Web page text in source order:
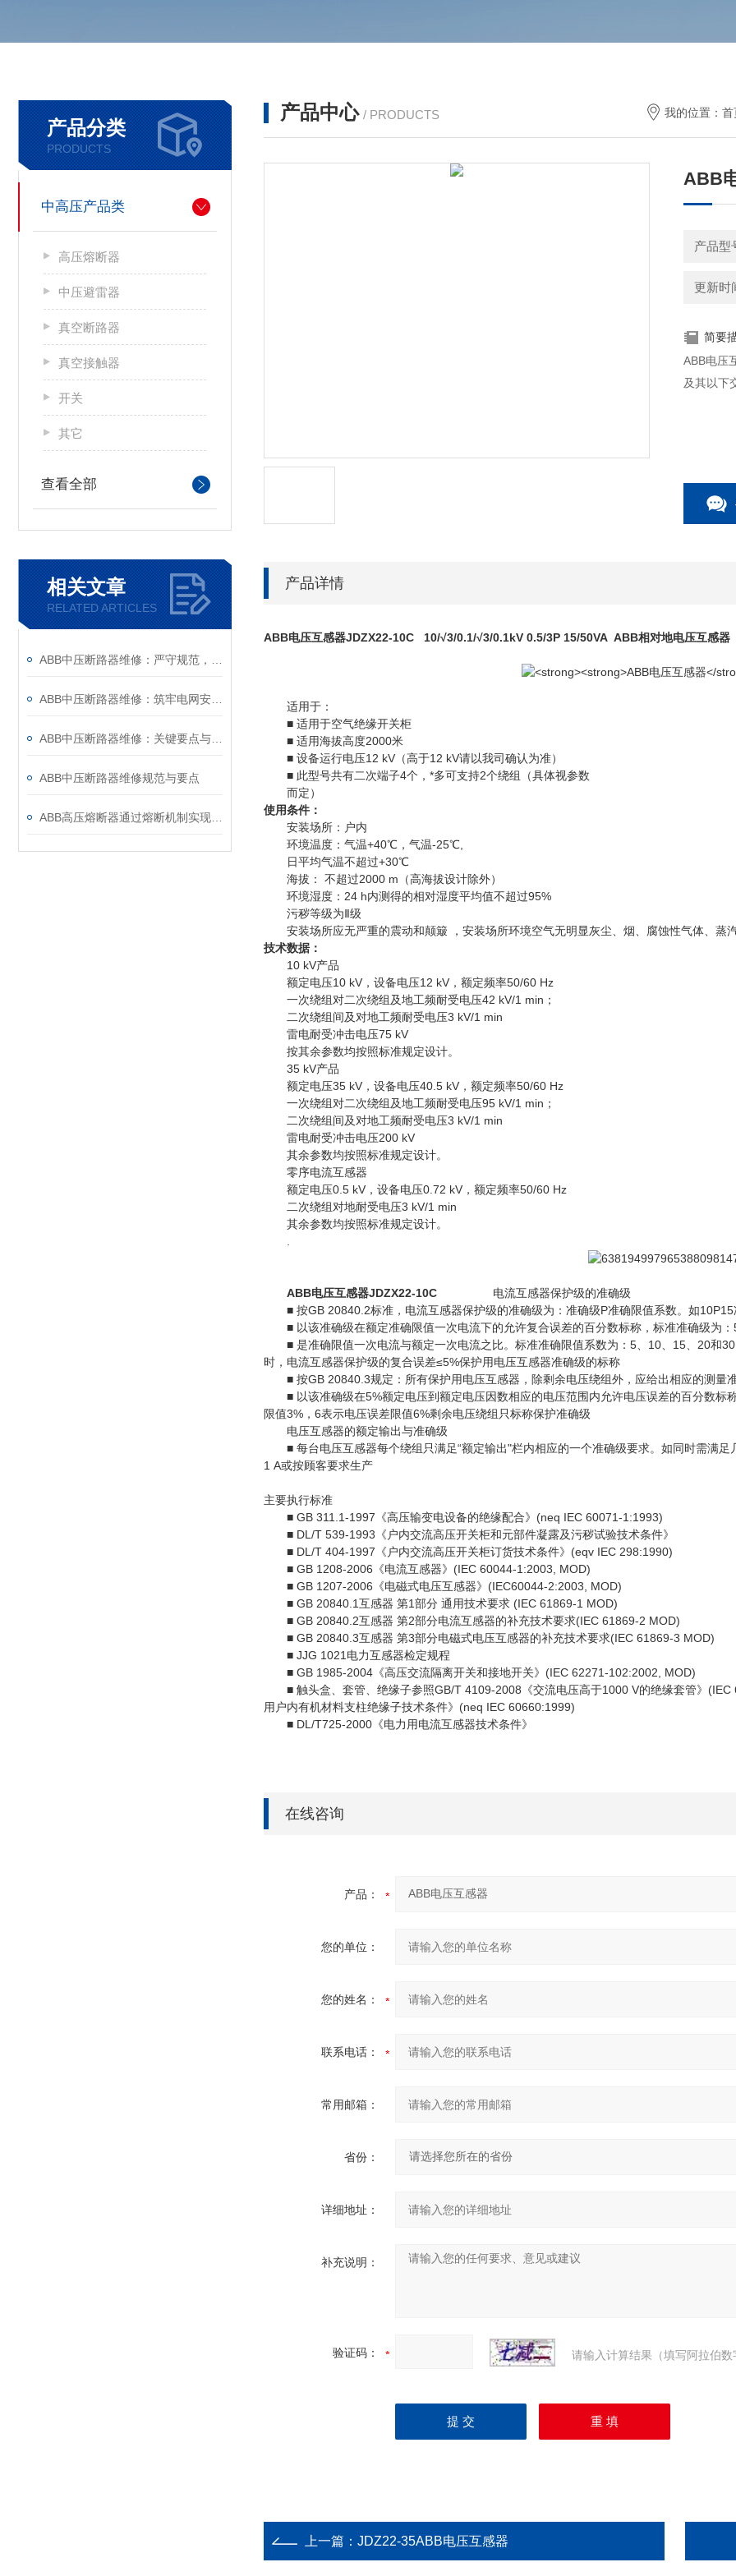
产品分类
PRODUCTS
中高压产品类
高压熔断器
中压避雷器
真空断路器
真空接触器
开关
其它
查看全部
相关文章
RELATED ARTICLES
ABB中压断路器维修规范与要点
产品中心 / PRODUCTS 我的位置： 首
ABB
产品型
更新时
简要
ABB电压
及其以下
产品详情
ABB电压互感器JDZX22-10C 10/√3/0.1/√3/0.1kV 0.5/3P 15/50VA ABB相对地电压互感器
适用于：
■ 适用于空气绝缘开关柜
■ 适用海拔高度2000米
■ 设备运行电压12 kV（高于12 kV请以我司确认为准）
■ 此型号共有二次端子4个，*多可支持2个绕组（具体视参数
而定）
使用条件：
安装场所：户内
环境温度：气温+40℃，气温-25℃,
日平均气温不超过+30℃
海拔： 不超过2000 m（高海拔设计除外）
环境湿度：24 h内测得的相对湿度平均值不超过95%
污秽等级为Ⅱ级
安装场所应无严重的震动和颠簸 ，安装场所环境空气无明显灰尘、烟、腐蚀性气体、蒸
技术数据：
10 kV产品
额定电压10 kV，设备电压12 kV，额定频率50/60 Hz
一次绕组对二次绕组及地工频耐受电压42 kV/1 min；
二次绕组间及对地工频耐受电压3 kV/1 min
雷电耐受冲击电压75 kV
按其余参数均按照标准规定设计。
35 kV产品
额定电压35 kV，设备电压40.5 kV，额定频率50/60 Hz
一次绕组对二次绕组及地工频耐受电压95 kV/1 min；
二次绕组间及对地工频耐受电压3 kV/1 min
雷电耐受冲击电压200 kV
其余参数均按照标准规定设计。
零序电流互感器
额定电压0.5 kV，设备电压0.72 kV，额定频率50/60 Hz
二次绕组对地耐受电压3 kV/1 min
其余参数均按照标准规定设计。
ABB电压互感器JDZX22-10C 电流互感器保护级的准确级
■ 按GB 20840.2标准，电流互感器保护级的准确级为：准确级P准确限值系数。如10P15
■ 以该准确级在额定准确限值一次电流下的允许复合误差的百分数标称，标准准确级为：
■ 是准确限值一次电流与额定一次电流之比。标准准确限值系数为：5、10、15、20和
时，电流互感器保护级的复合误差≤5%保护用电压互感器准确级的标称
■ 按GB 20840.3规定：所有保护用电压互感器，除剩余电压绕组外，应给出相应的测量
■ 以该准确级在5%额定电压到额定电压因数相应的电压范围内允许电压误差的百分数标
限值3%，6表示电压误差限值6%剩余电压绕组只标称保护准确级
电压互感器的额定输出与准确级
■ 每台电压互感器每个绕组只满足“额定输出"栏内相应的一个准确级要求。如同时需满足
1 A或按顾客要求生产
主要执行标准
■ GB 311.1-1997《高压输变电设备的绝缘配合》(neq IEC 60071-1:1993)
■ DL/T 539-1993《户内交流高压开关柜和元部件凝露及污秽试验技术条件》
■ DL/T 404-1997《户内交流高压开关柜订货技术条件》(eqv IEC 298:1990)
■ GB 1208-2006《电流互感器》(IEC 60044-1:2003, MOD)
■ GB 1207-2006《电磁式电压互感器》(IEC60044-2:2003, MOD)
■ GB 20840.1互感器 第1部分 通用技术要求 (IEC 61869-1 MOD)
■ GB 20840.2互感器 第2部分电流互感器的补充技术要求(IEC 61869-2 MOD)
■ GB 20840.3互感器 第3部分电磁式电压互感器的补充技术要求(IEC 61869-3 MOD)
■ JJG 1021电力互感器检定规程
■ GB 1985-2004《高压交流隔离开关和接地开关》(IEC 62271-102:2002, MOD)
■ 触头盒、套管、绝缘子参照GB/T 4109-2008《交流电压高于1000 V的绝缘套管》(IEC
用户内有机材料支柱绝缘子技术条件》(neq IEC 60660:1999)
■ DL/T725-2000《电力用电流互感器技术条件》
在线咨询
产品：
您的单位：
您的姓名：
联系电话：
常用邮箱：
省份：
详细地址：
补充说明：
验证码： 请输入计算结果（填写阿拉伯
上一篇： JDZ22-35ABB电压互感器